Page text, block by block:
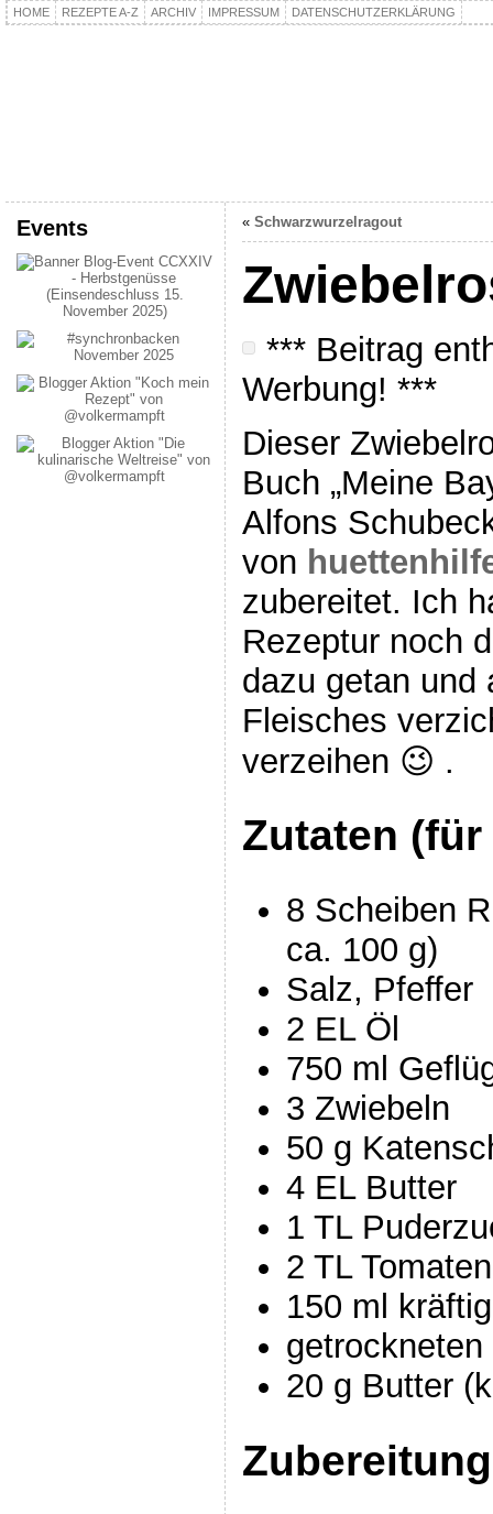
HOME REZEPTE A-Z ARCHIV IMPRESSUM DATENSCHUTZERKLÄRUNG
Events « Schwarzwurzelragout
*** Beitrag
Werbung! ***
Dieser
Buch „Meine
Alfons
von
zubereitet. Ich
Rezeptur noch
dazu getan und
Fleisches
verzeihen 😉 .
Zutaten
8 Scheiben
ca. 100 g)
Salz, Pfeffer
2 EL Öl
750 ml
3 Zwiebeln
50 g
4 EL Butter
1 TL
2 TL
150 ml
20 g Butter